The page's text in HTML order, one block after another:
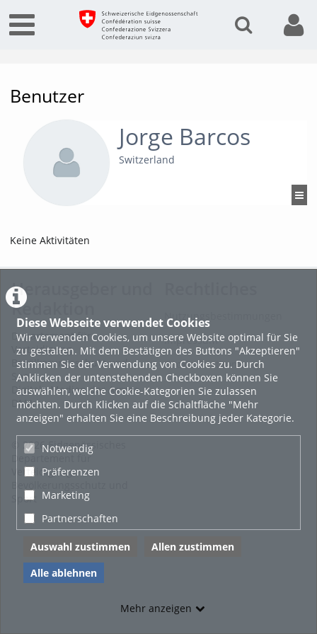
Diese Webseite verwendet Cookies
Wir verwenden Cookies, um unsere Website optimal für Sie
zu gestalten. Mit dem Bestätigen des Buttons "Akzeptieren"
stimmen Sie der Verwendung von Cookies zu. Durch
Anklicken der untenstehenden Checkboxen können Sie
auswählen, welche Cookie-Kategorien Sie zulassen
möchten. Durch Klicken auf die Schaltfläche "Mehr
anzeigen" erhalten Sie eine Beschreibung jeder Kategorie.
Notwendig
Präferenzen
Marketing
Partnerschaften
Auswahl zustimmen
Allen zustimmen
Alle ablehnen
Mehr anzeigen
Benutzer
Jorge Barcos
Switzerland
Keine Aktivitäten
Herausgeber und
Redaktion
Departement für
Verteidigung
Bevölkerungsschutz und
Sport
Digitale Medien der Armee
DMA
© 2026 Eidgenössisches
Departement für
Verteidigung,
Sport
Nutzungsbestimmungen
Impressum
Cookie-Zustimmung